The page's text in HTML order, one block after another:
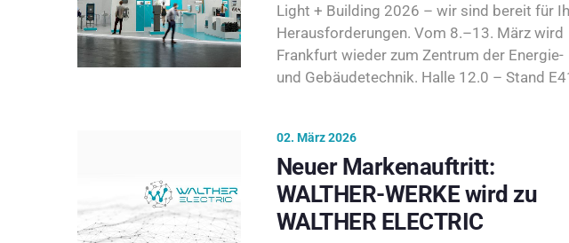
Light + Building 2026 – wir sind bereit für
Herausforderungen. Vom 8.–13. März wird
Frankfurt wieder zum Zentrum der Energie-
und Gebäudetechnik. Halle 12.0 – Stand
02. März 2026
Neuer Markenauftritt:
WALTHER-WERKE wird zu
WALTHER ELECTRIC